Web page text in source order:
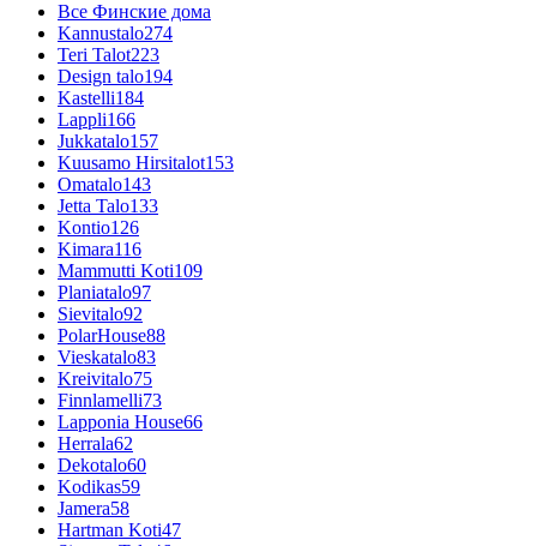
Все Финские дома
Kannustalo274
Teri Talot223
Design talo194
Kastelli184
Lappli166
Jukkatalo157
Kuusamo Hirsitalot153
Omatalo143
Jetta Talo133
Kontio126
Kimara116
Mammutti Koti109
Planiatalo97
Sievitalo92
PolarHouse88
Vieskatalo83
Kreivitalo75
Finnlamelli73
Lapponia House66
Herrala62
Dekotalo60
Kodikas59
Jamera58
Hartman Koti47